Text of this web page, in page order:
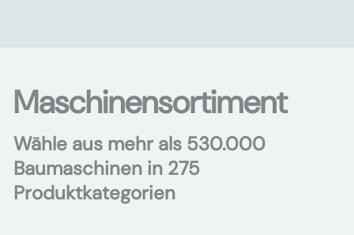
Maschinensortiment
Wähle aus mehr als 530.000
Baumaschinen in 275
Produktkategorien